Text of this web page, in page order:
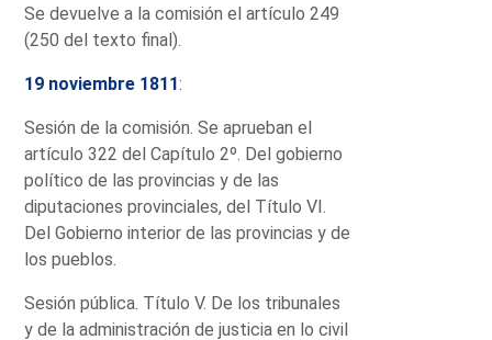
Se devuelve a la comisión el artículo 249
(250 del texto final).
19 noviembre 1811:
Sesión de la comisión. Se aprueban el
artículo 322 del Capítulo 2º. Del gobierno
político de las provincias y de las
diputaciones provinciales, del Título VI.
Del Gobierno interior de las provincias y de
los pueblos.
Sesión pública. Título V. De los tribunales
y de la administración de justicia en lo civil